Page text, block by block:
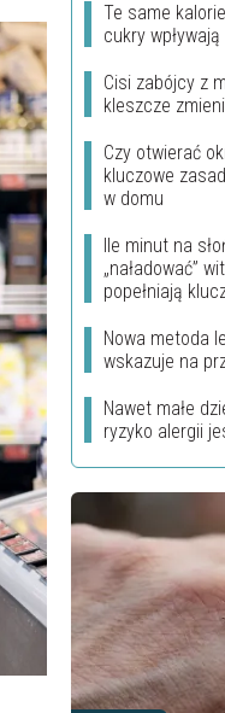
Te same
cukry
Cisi zabójcy z
kleszcze
Czy otwierać
kluczowe
w domu
Ile minut na
„naładować”
popełniają
Nowa metoda
wskazuje na
Nawet małe
ryzyko alergii